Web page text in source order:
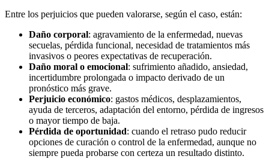
Entre los perjuicios que pueden valorarse, según el caso, están:
Daño corporal: agravamiento de la enfermedad, nuevas
secuelas, pérdida funcional, necesidad de tratamientos más
invasivos o peores expectativas de recuperación.
Daño moral o emocional: sufrimiento añadido, ansiedad,
incertidumbre prolongada o impacto derivado de un
pronóstico más grave.
Perjuicio económico: gastos médicos, desplazamientos,
ayuda de terceros, adaptación del entorno, pérdida de ingresos
o mayor tiempo de baja.
Pérdida de oportunidad: cuando el retraso pudo reducir
opciones de curación o control de la enfermedad, aunque no
siempre pueda probarse con certeza un resultado distinto.